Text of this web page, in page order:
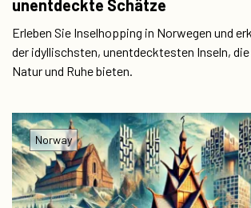
unentdeckte Schätze
Erleben Sie Inselhopping in Norwegen und
der idyllischsten, unentdecktesten Inseln,
Natur und Ruhe bieten.
Norway